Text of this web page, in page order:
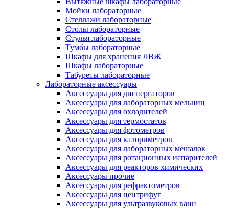
Мойки лабораторные
Стеллажи лабораторные
Столы лабораторные
Стулья лабораторные
Тумбы лабораторные
Шкафы для хранения ЛВЖ
Шкафы лабораторные
Табуреты лабораторные
Лабораторные аксессуары
Аксессуары для диспергаторов
Аксессуары для лабораторных мельниц
Аксессуары для охладителей
Аксессуары для термостатов
Аксессуары для фотометров
Аксессуары для калориметров
Аксессуары для лабораторных мешалок
Аксессуары для ротационных испарителей
Аксессуары для реакторов химических
Аксессуары прочие
Аксессуары для рефрактометров
Аксессуары для центрифуг
Аксессуары для ультразвуковых ванн